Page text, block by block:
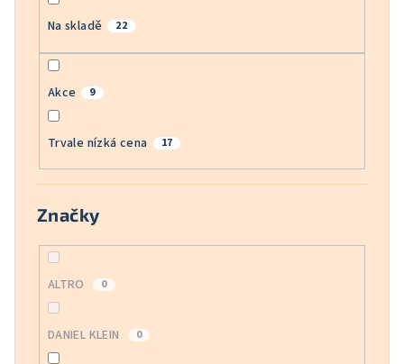
Na skladě 22
Akce 9
Trvale nízká cena 17
Značky
ALTRO 0
DANIEL KLEIN 0